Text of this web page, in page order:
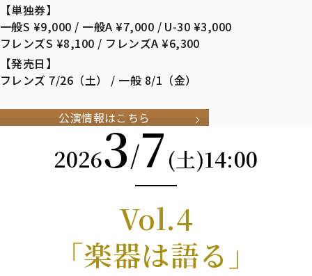
【単独券】
一般S ¥9,000 / 一般A ¥7,000 / U-30 ¥3,000
フレンズS ¥8,100 / フレンズA ¥6,300
【発売日】
フレンズ 7/26（土） / 一般 8/1（金）
公演情報はこちら
20263/7(土)14:00
Vol.4
「楽器は語る」